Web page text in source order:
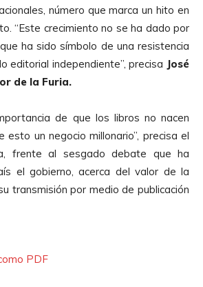
número que marca un hito en
“Este crecimiento no se ha dado por
ha sido símbolo de una resistencia
editorial independiente”, precisa José
de la Furia.
de que los libros no nacen
esto un negocio millonario”, precisa el
frente al sesgado debate que ha
el gobierno, acerca del valor de la
transmisión por medio de publicación
PDF